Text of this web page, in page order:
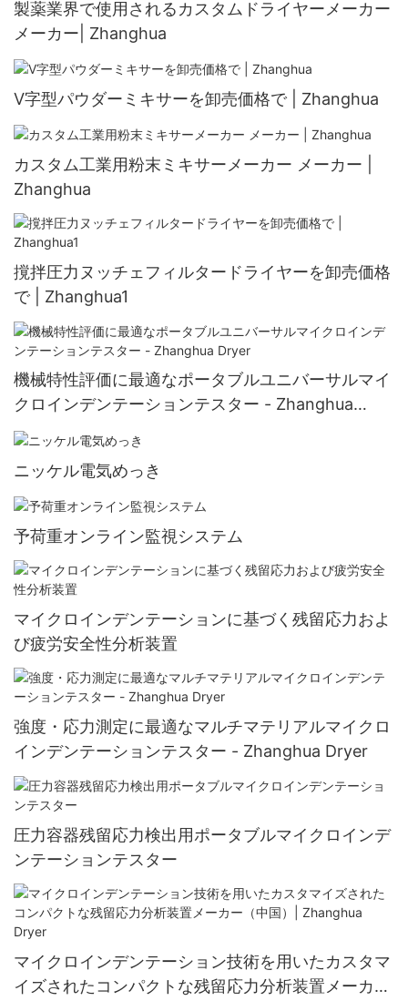
製薬業界で使用されるカスタムドライヤーメーカー
メーカー| Zhanghua
V字型パウダーミキサーを卸売価格で | Zhanghua
カスタム工業用粉末ミキサーメーカー メーカー |
Zhanghua
撹拌圧力ヌッチェフィルタードライヤーを卸売価格
で | Zhanghua1
機械特性評価に最適なポータブルユニバーサルマイ
クロインデンテーションテスター - Zhanghua
Dryer
ニッケル電気めっき
予荷重オンライン監視システム
マイクロインデンテーションに基づく残留応力およ
び疲労安全性分析装置
強度・応力測定に最適なマルチマテリアルマイクロ
インデンテーションテスター - Zhanghua Dryer
圧力容器残留応力検出用ポータブルマイクロインデ
ンテーションテスター
マイクロインデンテーション技術を用いたカスタマ
イズされたコンパクトな残留応力分析装置メーカー